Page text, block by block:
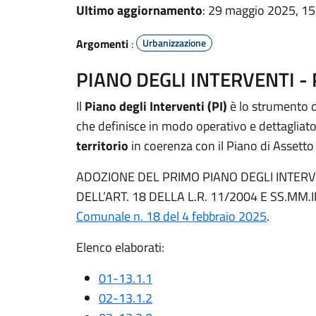
Ultimo aggiornamento: 29 maggio 2025,
Argomenti : Urbanizzazione
PIANO DEGLI INTERVENTI -
Il Piano degli Interventi (PI) è lo strumento
che definisce in modo operativo e
territorio in coerenza con il Piano di
ADOZIONE DEL PRIMO PIANO DEGLI
DELL’ART. 18 DELLA L.R. 11/2004 E
Comunale n. 18 del 4 febbraio 2025.
Elenco elaborati:
01-13.1.1
02-13.1.2